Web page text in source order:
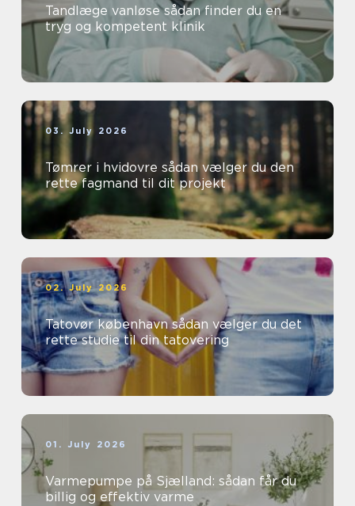
Tandlæge vanløse sådan finder du en
tryg og kompetent klinik
03. July 2026
Tømrer i hvidovre sådan vælger du den
rette fagmand til dit projekt
02. July 2026
Tatovør københavn sådan vælger du det
rette studie til din tatovering
01. July 2026
Varmepumpe på Sjælland: sådan får du
billig og effektiv varme